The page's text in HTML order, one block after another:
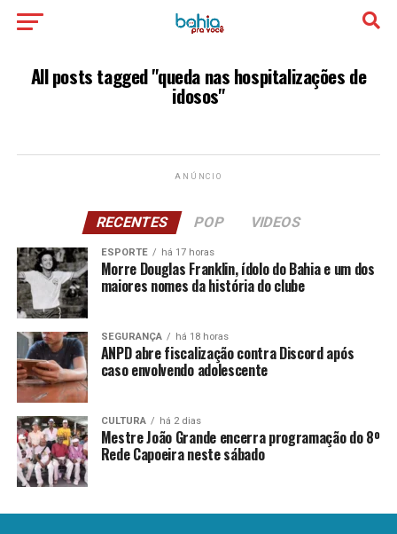
All posts tagged "queda nas hospitalizações de
idosos"
ANÚNCIO
RECENTES POP VIDEOS
ESPORTE há 17 horas
Morre Douglas Franklin, ídolo do Bahia e um dos
maiores nomes da história do clube
SEGURANÇA há 18 horas
ANPD abre fiscalização contra Discord após
caso envolvendo adolescente
CULTURA há 2 dias
Mestre João Grande encerra programação do 8º
Rede Capoeira neste sábado